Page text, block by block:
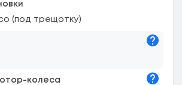
(под трещотку)
колеса